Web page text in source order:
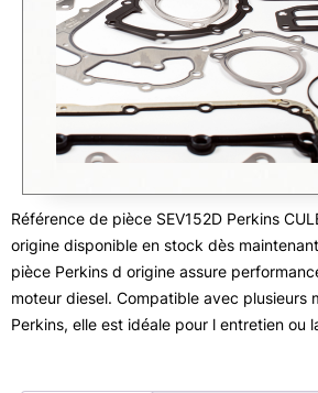
Référence de pièce SEV152D Perkins
origine disponible en stock dès
pièce Perkins d origine assure
moteur diesel. Compatible avec plusieurs
Perkins, elle est idéale pour l entretien ou